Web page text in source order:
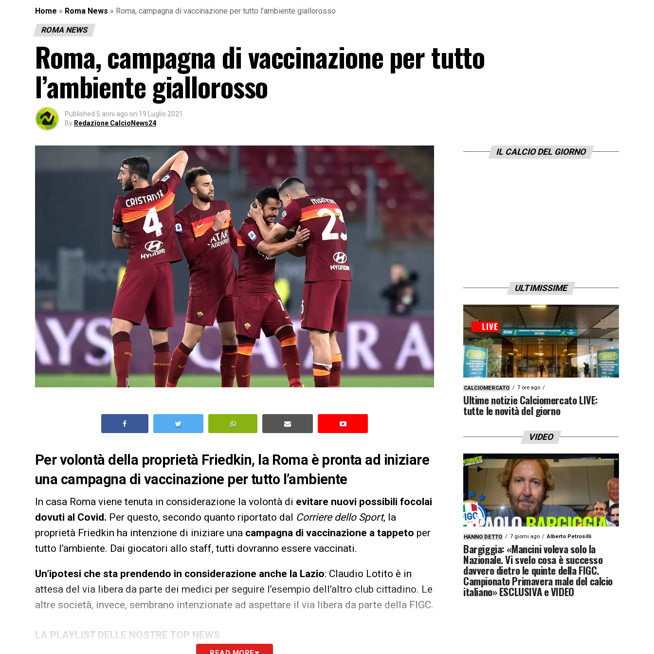
Home » Roma News » Roma, campagna di vaccinazione per tutto l’ambiente giallorosso
ROMA NEWS
Roma, campagna di vaccinazione per tutto
l’ambiente giallorosso
Published 5 anni ago on 19 Luglio 2021
By Redazione CalcioNews24
Per volontà della proprietà Friedkin, la Roma è pronta ad iniziare
una campagna di vaccinazione per tutto l’ambiente
In casa Roma viene tenuta in considerazione la volontà di evitare nuovi possibili focolai
dovuti al Covid. Per questo, secondo quanto riportato dal Corriere dello Sport, la
proprietà Friedkin ha intenzione di iniziare una campagna di vaccinazione a tappeto per
tutto l’ambiente. Dai giocatori allo staff, tutti dovranno essere vaccinati.
Un’ipotesi che sta prendendo in considerazione anche la Lazio: Claudio Lotito è in
attesa del via libera da parte dei medici per seguire l’esempio dell’altro club cittadino. Le
altre società, invece, sembrano intenzionate ad aspettare il via libera da parte della FIGC.
LA PLAYLIST DELLE NOSTRE TOP NEWS
IL CALCIO DEL GIORNO
ULTIMISSIME
CALCIOMERCATO 7 ore ago
Ultime notizie Calciomercato LIVE:
tutte le novità del giorno
VIDEO
HANNO DETTO 7 giorni ago Alberto Petrosilli
Bargiggia: «Mancini voleva solo la
Nazionale. Vi svelo cosa è successo
davvero dietro le quinte della FIGC.
Campionato Primavera male del calcio
italiano» ESCLUSIVA e VIDEO